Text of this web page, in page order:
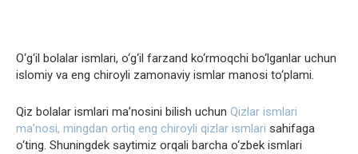
O‘g‘il bolalar ismlari, o‘g‘il farzand ko‘rmoqchi bo‘lganlar uchun
islomiy va eng chiroyli zamonaviy ismlar manosi to‘plami.
Qiz bolalar ismlari ma’nosini bilish uchun Qizlar ismlari
ma’nosi, mingdan ortiq eng chiroyli qizlar ismlari sahifaga
o‘ting. Shuningdek saytimiz orqali barcha o‘zbek ismlari